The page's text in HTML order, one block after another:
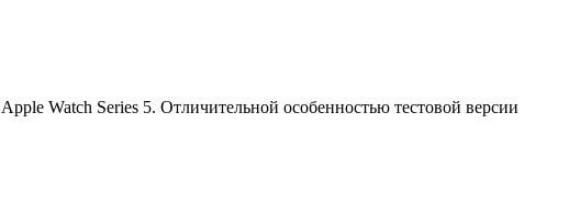
Watch Series 5. Отличительной особенностью тестовой версии